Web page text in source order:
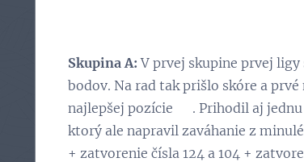
Skupina A: V prvej skupine prvej
bodov. Na rad tak prišlo skóre a
najlepšej pozície 👏. Prihodil aj
ktorý ale napravil zaváhanie z
+ zatvorenie čísla 124 a 104 +